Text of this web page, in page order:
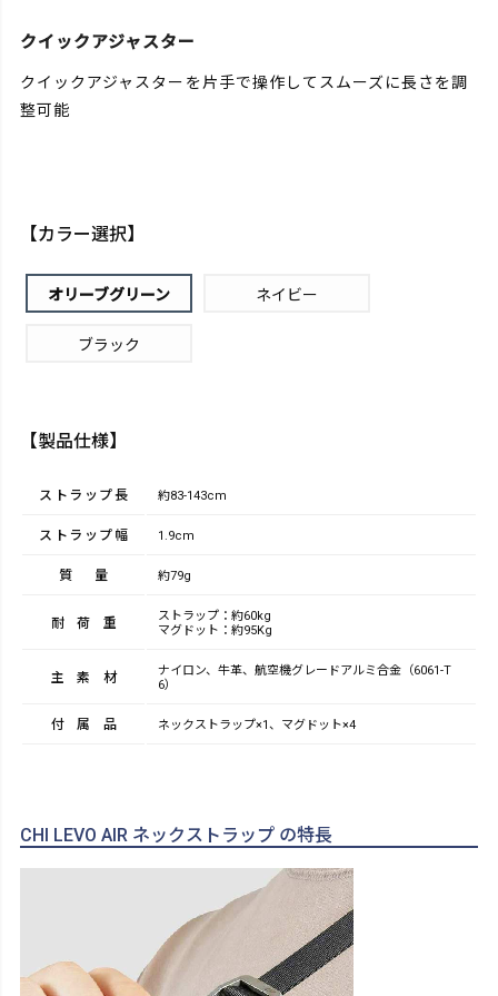
クイックアジャスター
クイックアジャスターを片手で操作してスムーズに長さを調
整可能
【カラー選択】
オリーブグリーン ネイビー
ブラック
【製品仕様】
ストラップ長 約83-143cm
ストラップ幅 1.9cm
質量 約79g
耐荷重
ストラップ：約60kg
マグドット：約95Kg
主素材
ナイロン、牛革、航空機グレードアルミ合金（6061-T
6）
付属品 ネックストラップ×1、マグドット×4
CHI LEVO AIR ネックストラップ の特長